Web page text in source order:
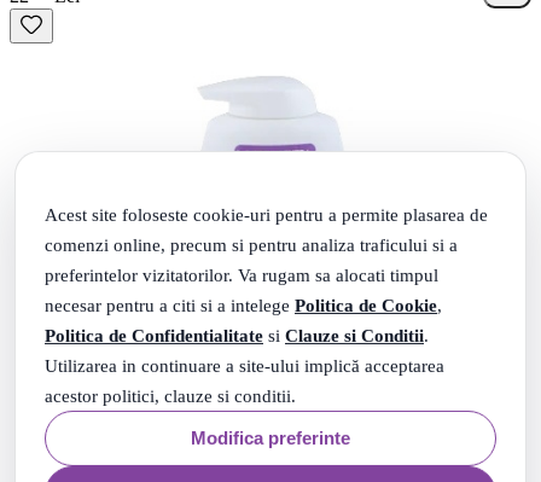
Acest site foloseste cookie-uri pentru a permite plasarea de
comenzi online, precum si pentru analiza traficului si a
preferintelor vizitatorilor. Va rugam sa alocati timpul
necesar pentru a citi si a intelege Politica de Cookie,
Politica de Confidentialitate si Clauze si Conditii.
Utilizarea in continuare a site-ului implică acceptarea
acestor politici, clauze si conditii.
Modifica preferinte